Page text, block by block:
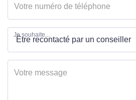
Je souhaite...